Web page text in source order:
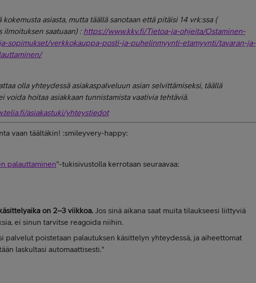
kokemusta asiasta, mutta täällä sanotaan että pitäisi 14 vrk:ssa (
ilmoituksen saatuaan) : https://www.kkv.fi/Tietoa-ja-ohjeita/Ostaminen-
sopimukset/verkkokauppa-posti-ja-puhelinmyynti-etamyynti/tavaran-ja-
olla yhteydessä asiakaspalveluun asian selvittämiseksi, täällä
voida hoitaa asiakkaan tunnistamista vaativia tehtäviä.
asiakastuki/yhteystiedot
vaan täältäkin! :smileyvery-happy:
palauttaminen"-tukisivustolla kerrotaan seuraavaa:
on 2–3 viikkoa. Jos sinä aikana saat muita tilaukseesi liittyviä
ei sinun tarvitse reagoida niihin.
palvelut poistetaan palautuksen käsittelyn yhteydessä, ja aiheettomat
laskultasi automaattisesti."